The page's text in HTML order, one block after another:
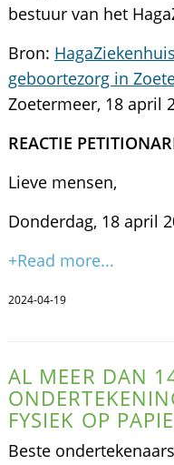
bestuur van het
Bron:
geboortezorg in
Zoetermeer, 18 april
REACTIE
Lieve mensen,
Donderdag, 18 april
+Read more...
2024-04-19
AL MEER DAN
FYSIEK OP
Beste